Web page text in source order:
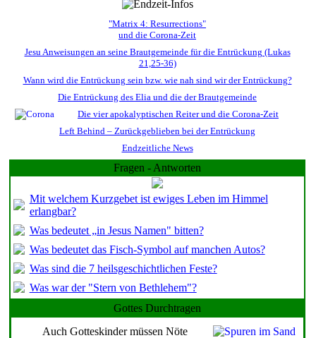
"Matrix 4: Resurrections"
und die Corona-Zeit
Jesu Anweisungen an seine Brautgemeinde für die Entrückung (Lukas
21,25-36)
Wann wird die Entrückung sein bzw. wie nah sind wir der Entrückung?
Die Entrückung des Elia und die der Brautgemeinde
Die vier apokalyptischen Reiter und die Corona-Zeit
Left Behind – Zurückgeblieben bei der Entrückung
Endzeitliche News
Fragen - Antworten
Mit welchem Kurzgebet ist ewiges Leben im Himmel
erlangbar?
Was bedeutet „in Jesus Namen" bitten?
Was bedeutet das Fisch-Symbol auf manchen Autos?
Was sind die 7 heilsgeschichtlichen Feste?
Was war der "Stern von Bethlehem"?
Gottes Durchtragen
Auch Gotteskinder müssen Nöte